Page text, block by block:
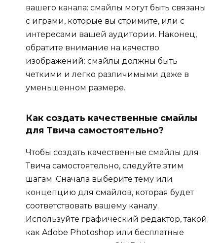
вашего канала: смайлы могут быть связаны
с играми, которые вы стримите, или с
интересами вашей аудитории. Наконец,
обратите внимание на качество
изображений: смайлы должны быть
четкими и легко различимыми даже в
уменьшенном размере.
Как создать качественные смайлы
для Твича самостоятельно?
Чтобы создать качественные смайлы для
Твича самостоятельно, следуйте этим
шагам. Сначала выберите тему или
концепцию для смайлов, которая будет
соответствовать вашему каналу.
Используйте графический редактор, такой
как Adobe Photoshop или бесплатные